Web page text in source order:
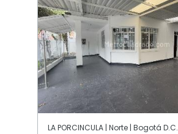
LA PORCINCULA | Norte | Bogotá D.C.